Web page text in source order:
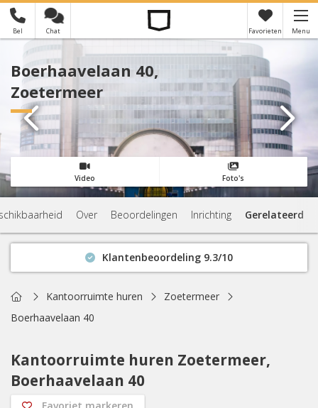
Bel Chat Favorieten Menu
Je hebt nog geen favorieten
Boerhaavelaan 40,
Zoetermeer
Video Foto's
Over Beoordelingen Inrichting Gerelateerd
Klantenbeoordeling 9.3/10
Actuele beschikbaarheid
HomeKantoorruimte huren
Zoetermeer
Boerhaavelaan 40
Kantoorruimte huren Zoetermeer,
Boerhaavelaan 40